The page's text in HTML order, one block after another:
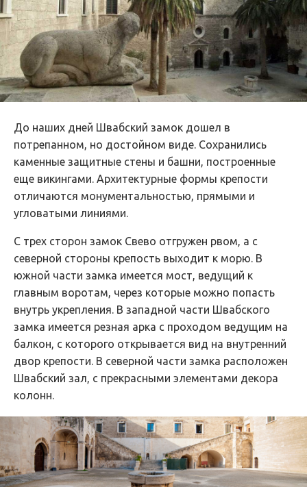
До наших дней Швабский замок дошел в
потрепанном, но достойном виде. Сохранились
каменные защитные стены и башни, построенные
еще викингами. Архитектурные формы крепости
отличаются монументальностью, прямыми и
угловатыми линиями.
С трех сторон замок Свево отгружен рвом, а с
северной стороны крепость выходит к морю. В
южной части замка имеется мост, ведущий к
главным воротам, через которые можно попасть
внутрь укрепления. В западной части Швабского
замка имеется резная арка с проходом ведущим на
балкон, с которого открывается вид на внутренний
двор крепости. В северной части замка расположен
Швабский зал, с прекрасными элементами декора
колонн.